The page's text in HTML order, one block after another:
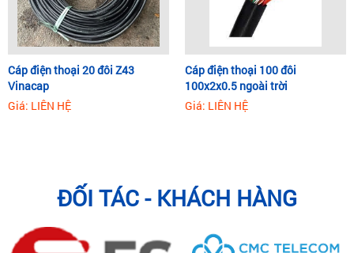
Cáp điện thoại 20 đôi Z43
Vinacap
Giá: LIÊN HỆ
Cáp điện thoại 100 đôi
100x2x0.5 ngoài trời
Giá: LIÊN HỆ
ĐỐI TÁC - KHÁCH HÀNG